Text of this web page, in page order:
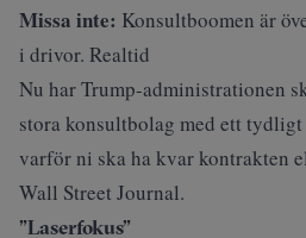
Missa inte: Konsultboomen är
i drivor. Realtid
Nu har Trump-administrationen
stora konsultbolag med ett
varför ni ska ha kvar kontrakten
Wall Street Journal.
”Laserfokus”